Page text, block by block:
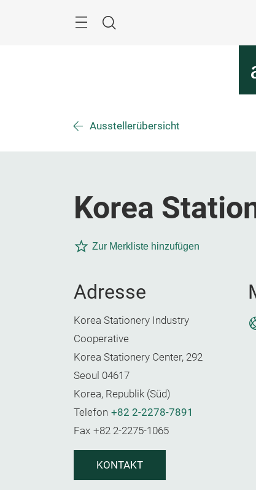
Suche
Ausstellerübersicht
Korea
Zur Merkliste hinzufügen
Adresse
Korea Stationery Industry
Cooperative
Korea Stationery Center, 292
Seoul 04617
Korea, Republik (Süd)
Telefon +82 2-2278-7891
Fax +82 2-2275-1065
KONTAKT